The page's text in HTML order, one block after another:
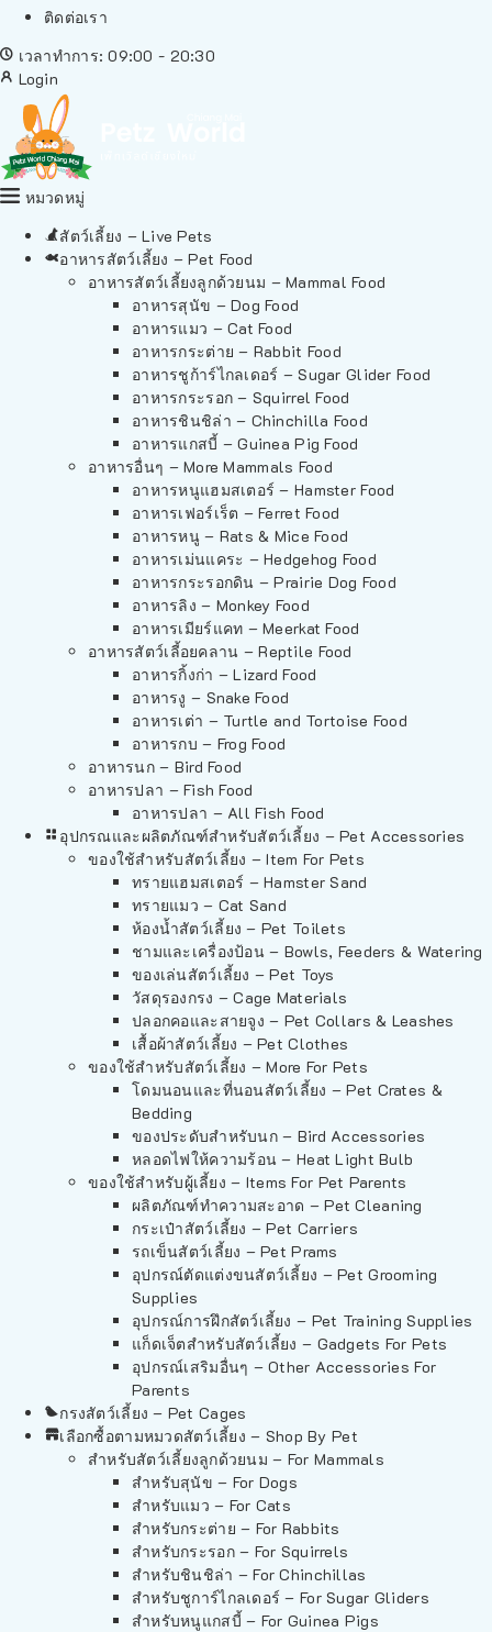
ติดต่อเรา
เวลาทำการ: 09:00 - 20:30
Login
หมวดหมู่
สัตว์เลี้ยง – Live Pets
อาหารสัตว์เลี้ยง – Pet Food
อาหารสัตว์เลี้ยงลูกด้วยนม – Mammal Food
อาหารสุนัข – Dog Food
อาหารแมว – Cat Food
อาหารกระต่าย – Rabbit Food
อาหารชูก้าร์ไกลเดอร์ – Sugar Glider Food
อาหารกระรอก – Squirrel Food
อาหารชินชิล่า – Chinchilla Food
อาหารแกสบี้ – Guinea Pig Food
อาหารอื่นๆ – More Mammals Food
อาหารหนูแฮมสเตอร์ – Hamster Food
อาหารเฟอร์เร็ต – Ferret Food
อาหารหนู – Rats & Mice Food
อาหารเม่นแคระ – Hedgehog Food
อาหารกระรอกดิน – Prairie Dog Food
อาหารลิง – Monkey Food
อาหารเมียร์แคท – Meerkat Food
อาหารสัตว์เลี้อยคลาน – Reptile Food
อาหารกิ้งก่า – Lizard Food
อาหารงู – Snake Food
อาหารเต่า – Turtle and Tortoise Food
อาหารกบ – Frog Food
อาหารนก – Bird Food
อาหารปลา – Fish Food
อาหารปลา – All Fish Food
อุปกรณและผลิตภัณฑ์สำหรับสัตว์เลี้ยง – Pet Accessories
ของใช้สำหรับสัตว์เลี้ยง – Item For Pets
ทรายแฮมสเตอร์ – Hamster Sand
ทรายแมว – Cat Sand
ห้องน้ำสัตว์เลี้ยง – Pet Toilets
ชามและเครื่องป้อน – Bowls, Feeders & Watering
ของเล่นสัตว์เลี้ยง – Pet Toys
วัสดุรองกรง – Cage Materials
ปลอกคอและสายจูง – Pet Collars & Leashes
เสื้อผ้าสัตว์เลี้ยง – Pet Clothes
ของใช้สำหรับสัตว์เลี้ยง – More For Pets
โดมนอนและที่นอนสัตว์เลี้ยง – Pet Crates &
Bedding
ของประดับสำหรับนก – Bird Accessories
หลอดไฟให้ความร้อน – Heat Light Bulb
ของใช้สำหรับผู้เลี้ยง – Items For Pet Parents
ผลิตภัณฑ์ทำความสะอาด – Pet Cleaning
กระเป๋าสัตว์เลี้ยง – Pet Carriers
รถเข็นสัตว์เลี้ยง – Pet Prams
อุปกรณ์ตัดแต่งขนสัตว์เลี้ยง – Pet Grooming
Supplies
อุปกรณ์การฝึกสัตว์เลี้ยง – Pet Training Supplies
แก็ดเจ็ตสำหรับสัตว์เลี้ยง – Gadgets For Pets
อุปกรณ์เสริมอื่นๆ – Other Accessories For
Parents
กรงสัตว์เลี้ยง – Pet Cages
เลือกซื้อตามหมวดสัตว์เลี้ยง – Shop By Pet
สำหรับสัตว์เลี้ยงลูกด้วยนม – For Mammals
สำหรับสุนัข – For Dogs
สำหรับแมว – For Cats
สำหรับกระต่าย – For Rabbits
สำหรับกระรอก – For Squirrels
สำหรับชินชิล่า – For Chinchillas
สำหรับชูการ์ไกลเดอร์ – For Sugar Gliders
สำหรับหนูแกสบี้ – For Guinea Pigs